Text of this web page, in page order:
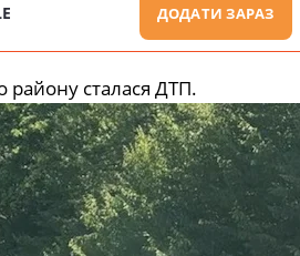
ДОДАТИ ЗАРАЗ
району сталася ДТП.